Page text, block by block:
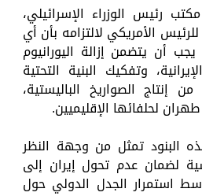
رئيس الوزراء الإسرائيلي،
الأمريكي لالتزامه بأن أي
أن يتضمن إزالة اليورانيوم
وتفكيك البنية التحتية
إنتاج الصواريخ الباليستية،
لحلفائها الإقليميين.
البنود تمثل من وجهة النظر
لضمان عدم تحول إيران إلى
استمرار الجدل الدولي حول